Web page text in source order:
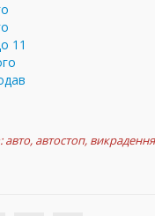
11
авто, автостоп, викрадення